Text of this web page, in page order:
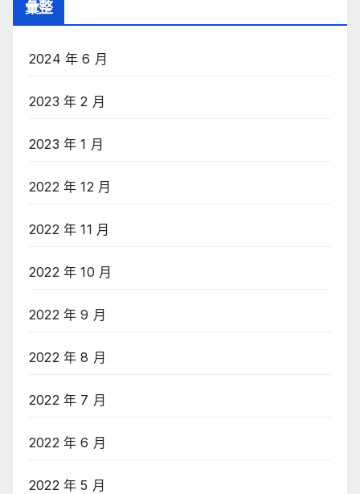
彙整
2024 年 6 月
2023 年 2 月
2023 年 1 月
2022 年 12 月
2022 年 11 月
2022 年 10 月
2022 年 9 月
2022 年 8 月
2022 年 7 月
2022 年 6 月
2022 年 5 月